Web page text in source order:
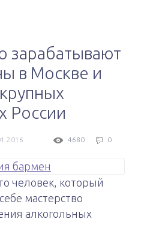
зарабатывают
в Москве и
России
4680 0
человек, который
мастерство
алкогольных